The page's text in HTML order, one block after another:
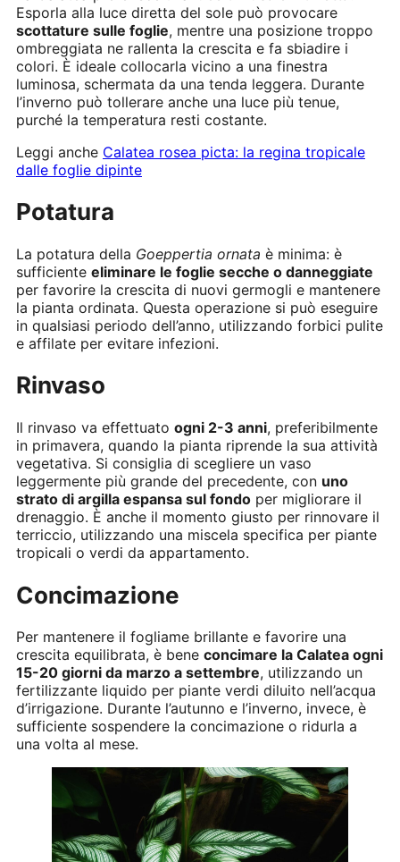
Esporla alla luce diretta del sole può provocare
scottature sulle foglie, mentre una posizione troppo
ombreggiata ne rallenta la crescita e fa sbiadire i
colori. È ideale collocarla vicino a una finestra
luminosa, schermata da una tenda leggera. Durante
l’inverno può tollerare anche una luce più tenue,
purché la temperatura resti costante.
Leggi anche Calatea rosea picta: la regina tropicale
dalle foglie dipinte
Potatura
La potatura della Goeppertia ornata è minima: è
sufficiente eliminare le foglie secche o danneggiate
per favorire la crescita di nuovi germogli e mantenere
la pianta ordinata. Questa operazione si può eseguire
in qualsiasi periodo dell’anno, utilizzando forbici pulite
e affilate per evitare infezioni.
Rinvaso
Il rinvaso va effettuato ogni 2-3 anni, preferibilmente
in primavera, quando la pianta riprende la sua attività
vegetativa. Si consiglia di scegliere un vaso
leggermente più grande del precedente, con uno
strato di argilla espansa sul fondo per migliorare il
drenaggio. È anche il momento giusto per rinnovare il
terriccio, utilizzando una miscela specifica per piante
tropicali o verdi da appartamento.
Concimazione
Per mantenere il fogliame brillante e favorire una
crescita equilibrata, è bene concimare la Calatea ogni
15-20 giorni da marzo a settembre, utilizzando un
fertilizzante liquido per piante verdi diluito nell’acqua
d’irrigazione. Durante l’autunno e l’inverno, invece, è
sufficiente sospendere la concimazione o ridurla a
una volta al mese.